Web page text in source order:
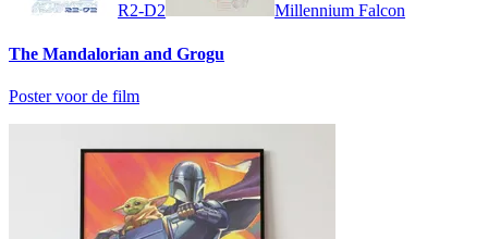
R2-D2 Millennium Falcon
The Mandalorian and Grogu
Poster voor de film